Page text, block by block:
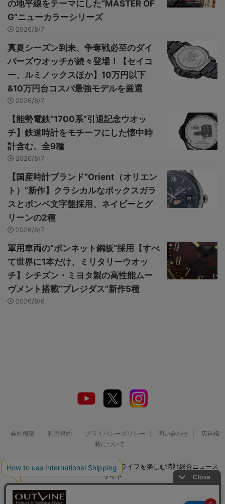
の地平線をテーマにした“MASTER OF
G”ニューカラーシリーズ
2026/8/7
真夏シーズン到来、争奪戦必至のダイ
バーズウオッチが続々登場！【セイコ
ー、ルミノックスほか】10万円以下
&10万円台コスパ最強モデルを厳選
2026/8/7
【能勢電鉄“1700系”引退記念ウオッ
チ】鉄道時計をモチーフにした懐中時
計含む、全9種
2026/8/7
【国産時計ブランド“Orient（オリエン
ト）”新作】クラシカルなボックスガラ
スとボンベ文字盤採用、ネイビーとグ
リーンの2種
2026/8/7
軍用車両の“ボンネット鋼板”採用【すべ
て世界に1本だけ、ミリタリーウオッ
チ】シチズン・ミヨタ製の高性能ムー
ヴメント搭載“プレジダス”新作5種
2026/8/6
会社概要 利用規約 プライバシーポリシー 問い合わせ
広告掲
載について
© 2026 Watch LIFE NEWS｜ウオッチライフを楽しむ時計総合ニュース
サイト